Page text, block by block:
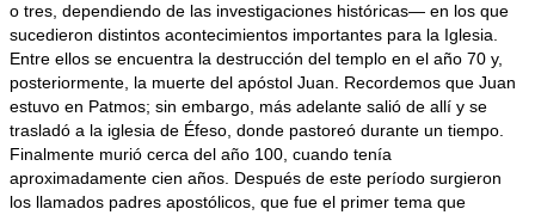
o tres, dependiendo de las investigaciones históricas— en los que
sucedieron distintos acontecimientos importantes para la Iglesia.
Entre ellos se encuentra la destrucción del templo en el año 70 y,
posteriormente, la muerte del apóstol Juan. Recordemos que Juan
estuvo en Patmos; sin embargo, más adelante salió de allí y se
trasladó a la iglesia de Éfeso, donde pastoreó durante un tiempo.
Finalmente murió cerca del año 100, cuando tenía
aproximadamente cien años. Después de este período surgieron
los llamados padres apostólicos, que fue el primer tema que